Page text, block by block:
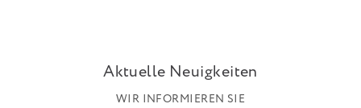
Aktuelle Neuigkeiten
WIR INFORMIEREN SIE